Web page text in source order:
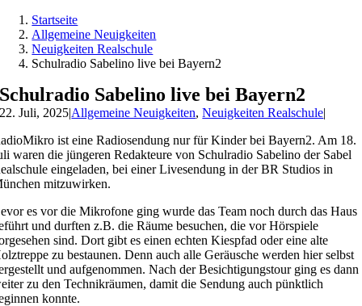
Startseite
Allgemeine Neuigkeiten
Neuigkeiten Realschule
Schulradio Sabelino live bei Bayern2
Schulradio Sabelino live bei Bayern2
22. Juli, 2025|Allgemeine Neuigkeiten,Neuigkeiten Realschule|
ist eine Radiosendung nur für Kinder bei Bayern2. Am 18.
waren die jüngeren Redakteure von Schulradio Sabelino der Sabel
eingeladen, bei einer Livesendung in der BR Studios in
mitzuwirken.
es vor die Mikrofone ging wurde das Team noch durch das Haus
und durften z.B. die Räume besuchen, die vor Hörspiele
sind. Dort gibt es einen echten Kiespfad oder eine alte
zu bestaunen. Denn auch alle Geräusche werden hier selbst
und aufgenommen. Nach der Besichtigungstour ging es dann
zu den Technikräumen, damit die Sendung auch pünktlich
konnte.